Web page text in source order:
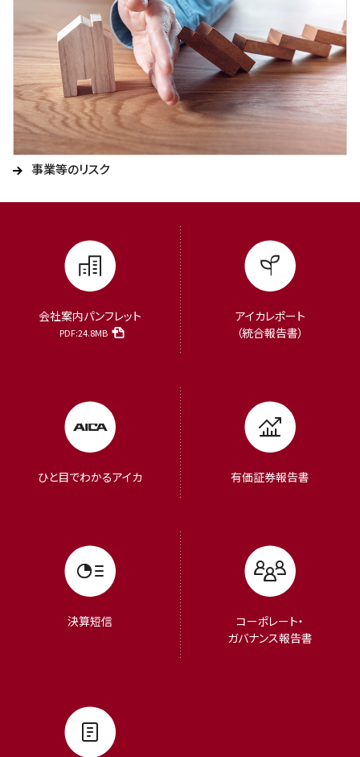
事業等のリスク
会社案内パンフレット
PDF:24.8MB
アイカレポート
（統合報告書）
ひと目でわかるアイカ 有価証券報告書
決算短信
コーポレート・
ガバナンス報告書